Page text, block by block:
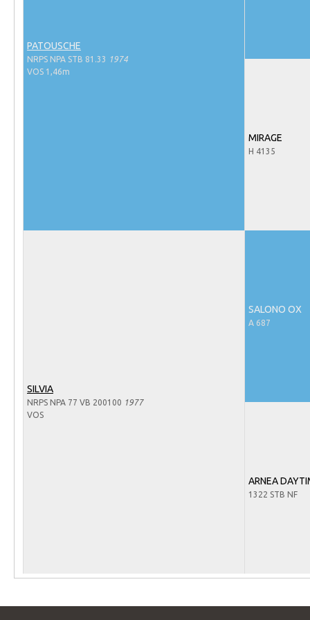
NRPS Keuringen
PATOUSCHE
NRPS NPA STB 81.33
1974
VOS 1,46m
MIRAGE
H 4135
SILVIA
NRPS NPA 77 VB 200100 1977
VOS
SALONO OX
A 687
ARNEA
1322 STB NF